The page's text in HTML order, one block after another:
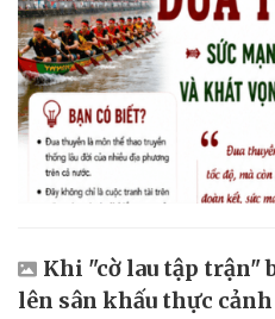
Khi "cờ lau tập trận"
lên sân khấu thực cảnh